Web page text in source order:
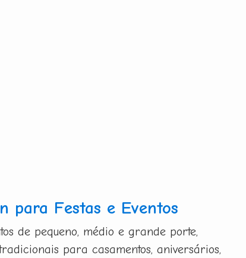
para Festas e Eventos
de pequeno, médio e grande porte,
para casamentos, aniversários,